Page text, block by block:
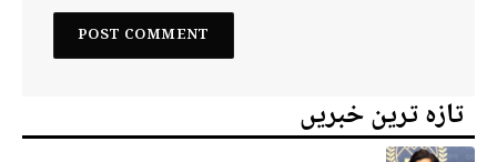
تازہ ترین خبریں